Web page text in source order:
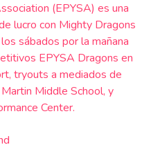
(EPYSA) es una
lucro con Mighty Dragons
sábados por la mañana
EPYSA Dragons en
tryouts a mediados de
Middle School, y
Center.